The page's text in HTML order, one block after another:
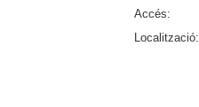
Accés:
Localització: